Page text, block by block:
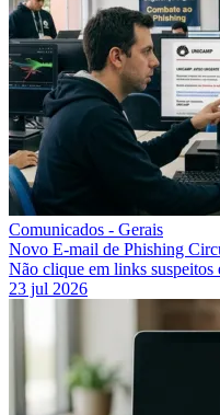
Comunicados - Gerais
Novo E-mail de Phishing
Não clique em links suspeitos
23 jul 2026